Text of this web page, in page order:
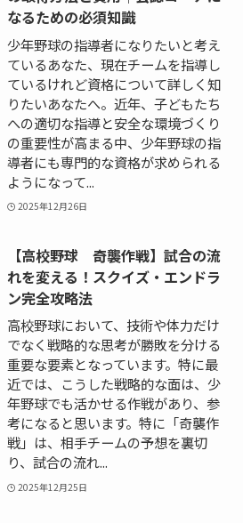
なるための必須知識
少年野球の指導者になりたいと考え
ているあなた、現在チームを指導し
ているけれど資格について詳しく知
りたいあなたへ。近年、子どもたち
への適切な指導と安全な環境づくり
の重要性が高まる中、少年野球の指
導者にも専門的な資格が求められる
ようになって...
2025年12月26日
【高校野球 奇襲作戦】試合の流
れを変える！スクイズ・エンドラ
ン完全攻略法
高校野球において、技術や体力だけ
でなく戦略的な思考が勝敗を分ける
重要な要素となっています。特に最
近では、こうした戦略的な面は、少
年野球でも活かせる作戦があり、参
考になると思います。特に「奇襲作
戦」は、相手チームの予想を裏切
り、試合の流れ...
2025年12月25日